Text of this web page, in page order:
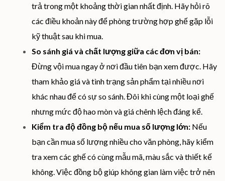
trả trong một khoảng thời gian nhất định. Hãy hỏi rõ
các điều khoản này để phòng trường hợp ghế gặp lỗi
kỹ thuật sau khi mua.
So sánh giá và chất lượng giữa các đơn vị bán:
Đừng vội mua ngay ở nơi đầu tiên bạn xem được. Hãy
tham khảo giá và tình trạng sản phẩm tại nhiều nơi
khác nhau để có sự so sánh. Đôi khi cùng một loại ghế
nhưng mức độ hao mòn và giá chênh lệch đáng kể.
Kiểm tra độ đồng bộ nếu mua số lượng lớn: Nếu
bạn cần mua số lượng nhiều cho văn phòng, hãy kiểm
tra xem các ghế có cùng mẫu mã, màu sắc và thiết kế
không. Việc đồng bộ giúp không gian làm việc trở nên